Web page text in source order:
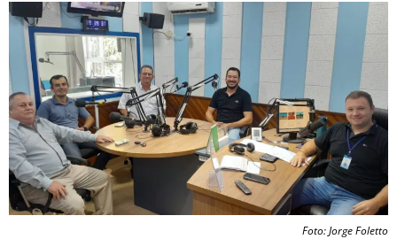
Foto: Jorge Foletto